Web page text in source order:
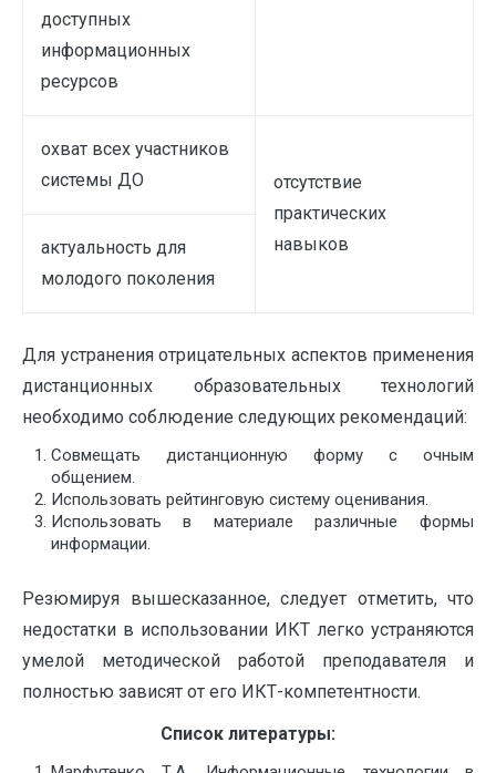
доступных
информационных
ресурсов
охват всех участников
системы ДО
отсутствие
практических
навыков
актуальность для
молодого поколения
Для устранения отрицательных аспектов применения
дистанционных образовательных технологий
необходимо соблюдение следующих рекомендаций:
Совмещать дистанционную форму с очным
общением.
Использовать рейтинговую систему оценивания.
Использовать в материале различные формы
информации.
Резюмируя вышесказанное, следует отметить, что
недостатки в использовании ИКТ легко устраняются
умелой методической работой преподавателя и
полностью зависят от его ИКТ-компетентности.
Список литературы: